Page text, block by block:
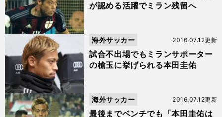
が認める活躍でミラン残留へ
試合不出場でもミランサポーター
の槍玉に挙げられる本田圭佑
2016.07.12更新
海外サッカー
最後までベンチでも「本田圭佑は
2016.07.12更新
海外サッカー